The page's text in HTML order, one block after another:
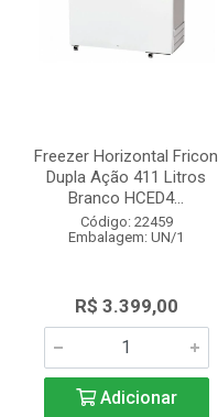
Freezer Horizontal Fricon
Dupla Ação 411 Litros
Branco HCED4...
Código: 22459
Embalagem: UN/1
R$ 3.399,00
Adicionar